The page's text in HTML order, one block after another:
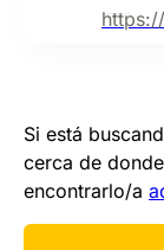
Si está
cerca de
encontrarlo/a